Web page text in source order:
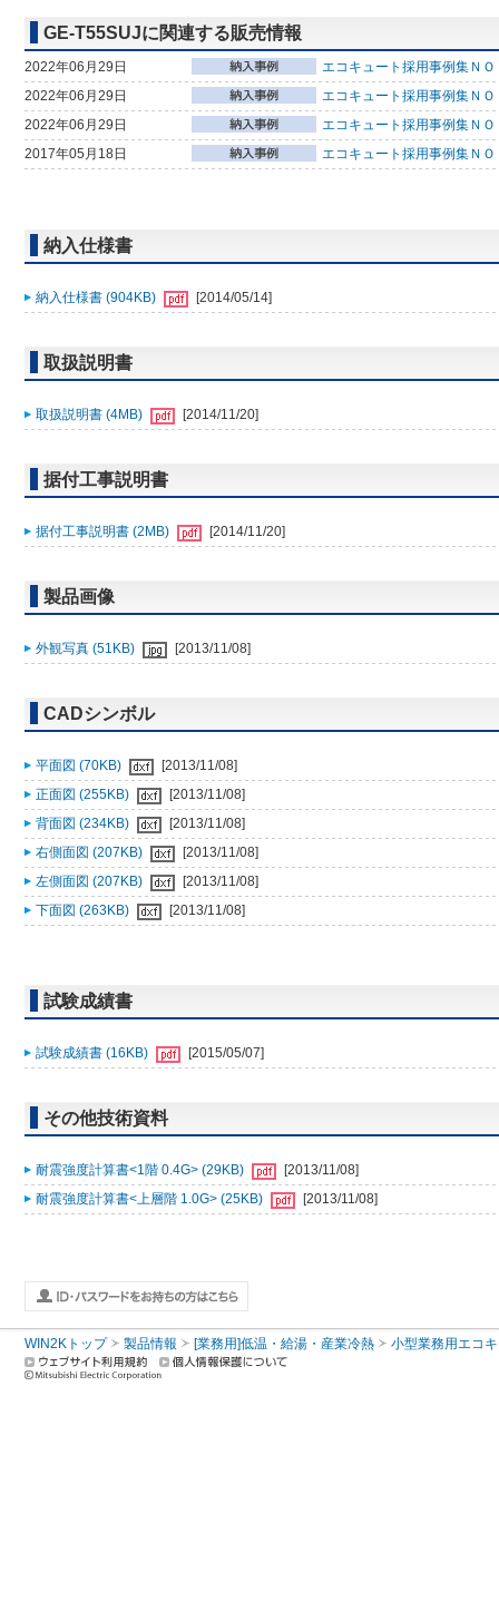
GE-T55SUJに関連する販売情報
2022年06月29日
エコキュート採用事例集Ｎ
2022年06月29日
エコキュート採用事例集Ｎ
2022年06月29日
エコキュート採用事例集Ｎ
2017年05月18日
エコキュート採用事例集Ｎ
納入仕様書
納入仕様書 (904KB) [2014/05/14]
取扱説明書
取扱説明書 (4MB) [2014/11/20]
据付工事説明書
据付工事説明書 (2MB) [2014/11/20]
製品画像
外観写真 (51KB) [2013/11/08]
CADシンボル
平面図 (70KB)
[2013/11/08]
正面図 (255KB)
[2013/11/08]
背面図 (234KB)
[2013/11/08]
右側面図 (207KB)
[2013/11/08]
左側面図 (207KB)
[2013/11/08]
下面図 (263KB)
[2013/11/08]
試験成績書
試験成績書 (16KB) [2015/05/07]
その他技術資料
耐震強度計算書<1階 0.4G> (29KB)
[2013/11/08]
耐震強度計算書<上層階 1.0G> (25KB)
[2013/11/08]
WIN2Kトップ 製品情報 [業務用]低温・給湯・産業冷熱 小型業務用エコ